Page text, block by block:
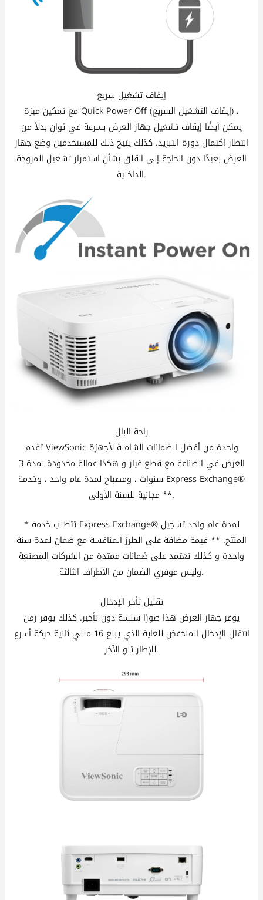
إيقاف تشغيل سريع
مع تمكين ميزة Quick Power Off (إيقاف التشغيل السريع) ،
يمكن أيضًا إيقاف تشغيل جهاز العرض بسرعة في ثوانٍ بدلاً من
انتظار اكتمال دورة التبريد. كذلك يتيح ذلك للمستخدمين وضع جهاز
العرض بعيدًا دون الحاجة إلى القلق بشأن استمرار تشغيل المروحة
الداخلية.
راحة البال
تقدم ViewSonic واحدة من أفضل الضمانات الشاملة لأجهزة
العرض في الصناعة مع قطع غيار و هكذا عمالة محدودة لمدة 3
سنوات ، ومصباح لمدة عام واحد ، وخدمة Express Exchange®
مجانية للسنة الأولى **.
* تتطلب خدمة Express Exchange® لمدة عام واحد تسجيل
المنتج. ** قيمة مضافة على الطرز المنافسة مع ضمان لمدة سنة
واحدة و كذلك تعتمد على ضمانات ممتدة من الشركات المصنعة
وليس موفري الضمان من الأطراف الثالثة.
تقليل تأخر الإدخال
يوفر جهاز العرض هذا صورًا سلسة دون تأخير. كذلك يوفر زمن
انتقال الإدخال المنخفض للغاية الذي يبلغ 16 مللي ثانية حركة أسرع
للإطار تلو الآخر.